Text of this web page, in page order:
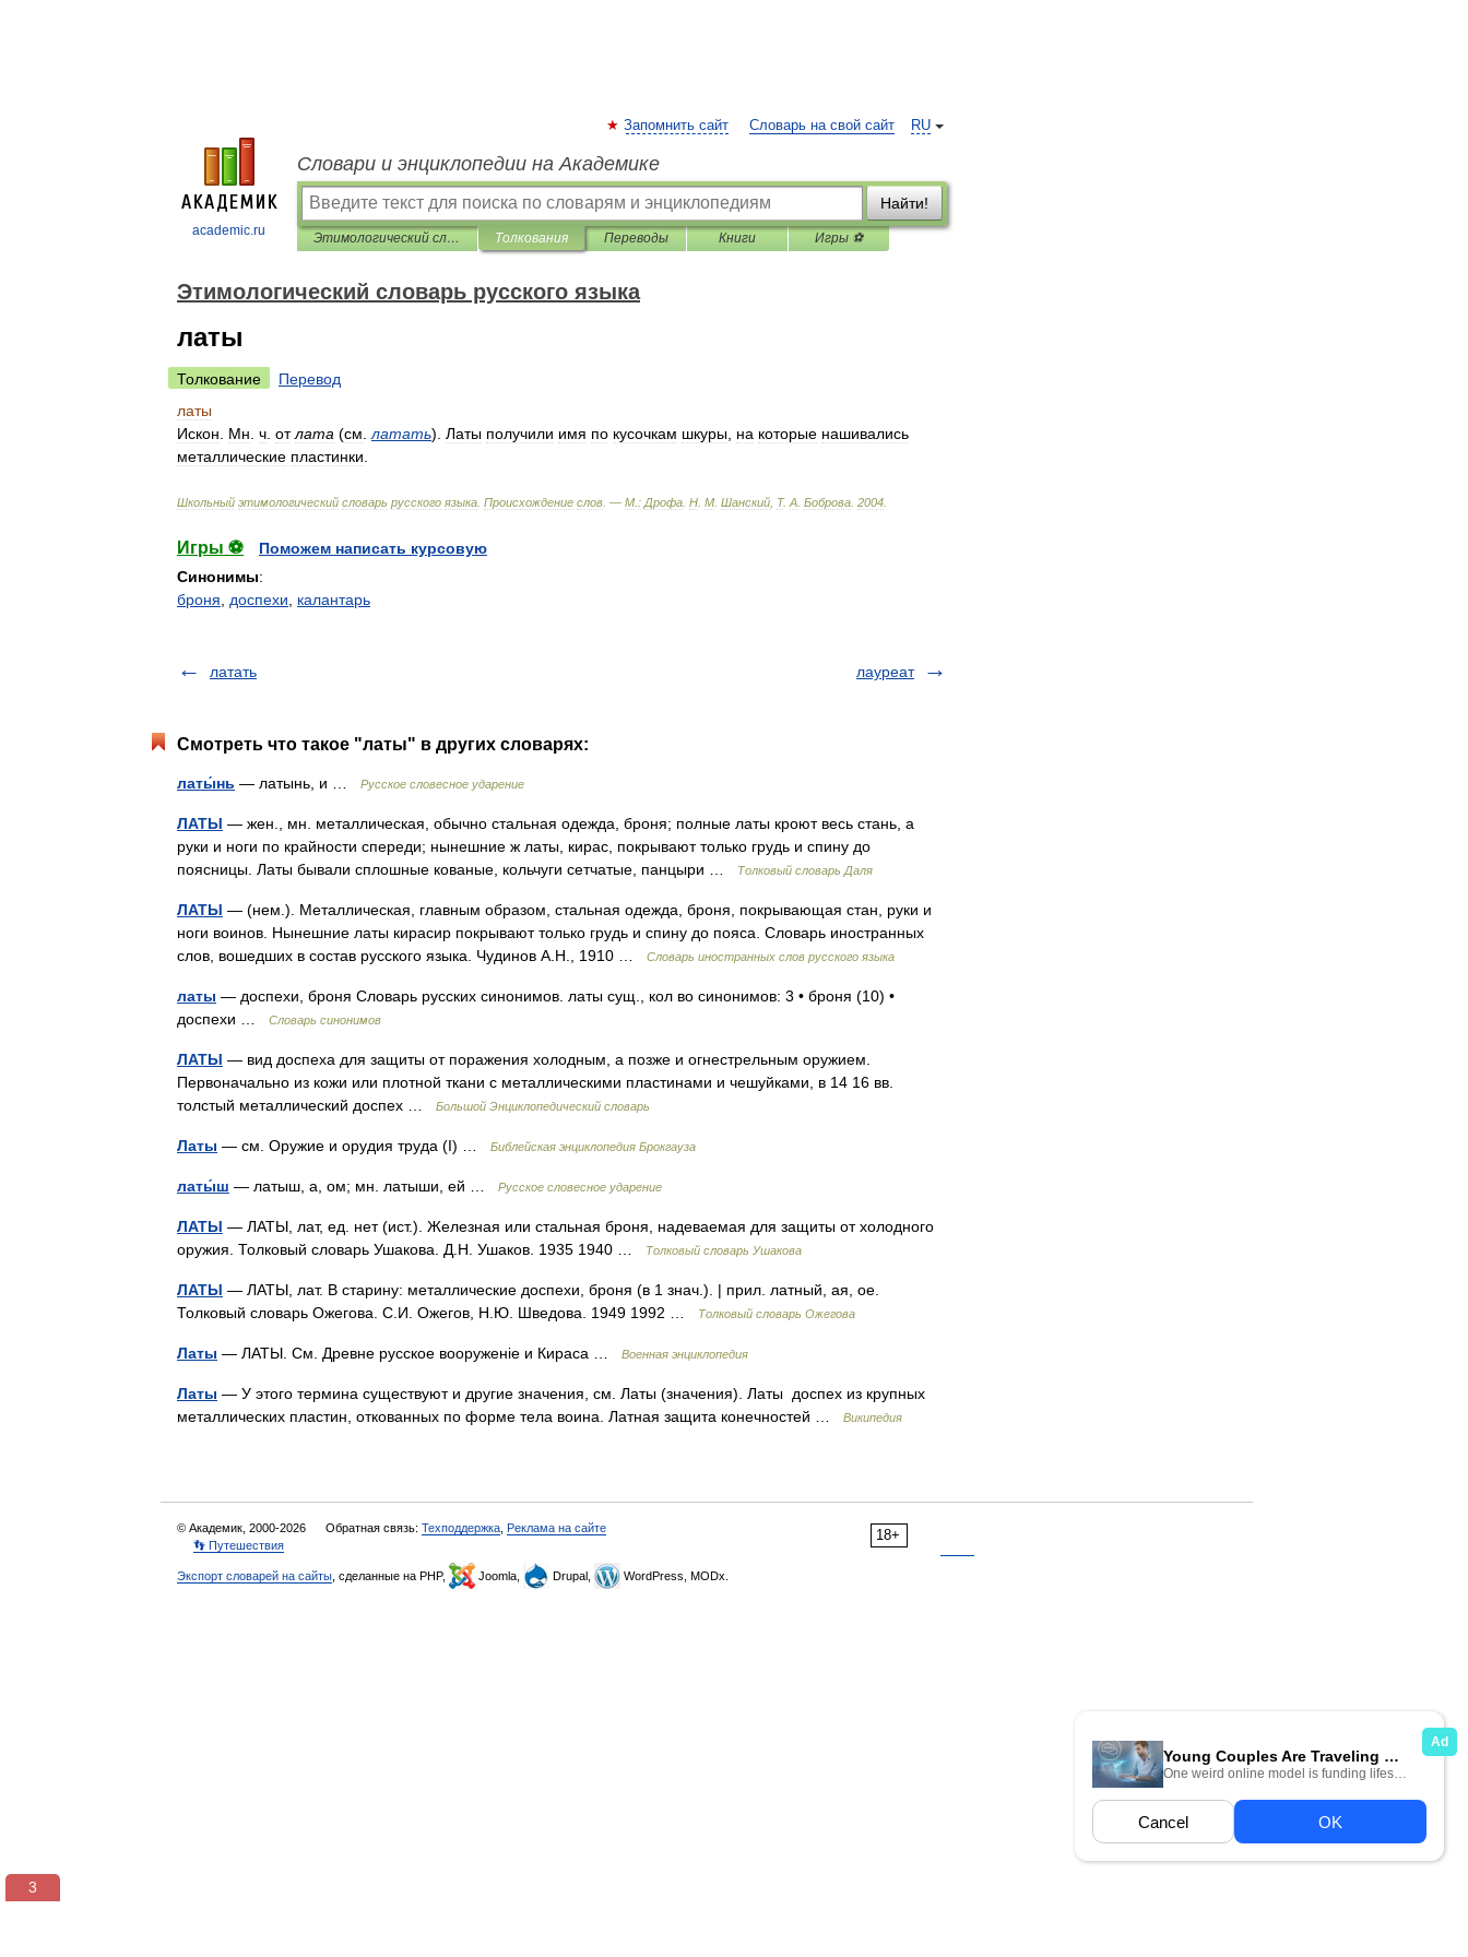
academic.ru
RU
Запомнить сайт Словарь на свой сайт
Словари и энциклопедии на Академике
Найти!
Этимологический словарь русского языка Толкования Переводы Книги Игры ⚽
Этимологический словарь русского языка
латы
Толкование
Перевод
латы
Искон
Мн ч от лата (см латать). Латы получили имя по кусочкам шкуры на которые нашивались
металлические пластинки
Школьный этимологический словарь русского языка Происхождение слов . — М : Дрофа Н М Шанский Т. А Боброва 2004
Игры ⚽
Поможем написать курсовую
Синонимы:
броня
доспехи калантарь
латать лауреат
Смотреть что такое "латы" в других словарях:
латы́нь — латынь, и … Русское словесное ударение
ЛАТЫ — жен., мн. металлическая, обычно стальная одежда, броня; полные латы кроют весь стань, а
руки и ноги по крайности спереди; нынешние ж латы, кирас, покрывают только грудь и спину до
поясницы. Латы бывали сплошные кованые, кольчуги сетчатые, панцыри …
Толковый словарь Даля
ЛАТЫ — (нем.). Металлическая, главным образом, стальная одежда, броня, покрывающая стан, руки и
ноги воинов. Нынешние латы кирасир покрывают только грудь и спину до пояса. Словарь иностранных
слов, вошедших в состав русского языка. Чудинов А.Н., 1910 …
Словарь иностранных слов русского языка
латы — доспехи, броня Словарь русских синонимов. латы сущ., кол во синонимов: 3 • броня (10) •
доспехи …
Словарь синонимов
ЛАТЫ — вид доспеха для защиты от поражения холодным, а позже и огнестрельным оружием.
Первоначально из кожи или плотной ткани с металлическими пластинами и чешуйками, в 14 16 вв.
толстый металлический доспех …
Большой Энциклопедический словарь
Латы — см. Оружие и орудия труда (I) … Библейская энциклопедия Брокгауза
латы́ш — латыш, а, ом; мн. латыши, ей … Русское словесное ударение
ЛАТЫ — ЛАТЫ, лат, ед. нет (ист.). Железная или стальная броня, надеваемая для защиты от холодного
оружия. Толковый словарь Ушакова. Д.Н. Ушаков. 1935 1940 …
Толковый словарь Ушакова
ЛАТЫ — ЛАТЫ, лат. В старину: металлические доспехи, броня (в 1 знач.). | прил. латный, ая, ое.
Толковый словарь Ожегова. С.И. Ожегов, Н.Ю. Шведова. 1949 1992 …
Толковый словарь Ожегова
Латы — ЛАТЫ. См. Древне русское вооруженіе и Кираса … Военная энциклопедия
Латы — У этого термина существуют и другие значения, см. Латы (значения). Латы доспех из крупных
металлических пластин, откованных по форме тела воина. Латная защита конечностей …
Википедия
18+
© Академик, 2000-2026 Обратная связь: Техподдержка Реклама на сайте
👣 Путешествия
Экспорт словарей на сайты , сделанные на PHP, Joomla, Drupal, WordPress, MODx.
3